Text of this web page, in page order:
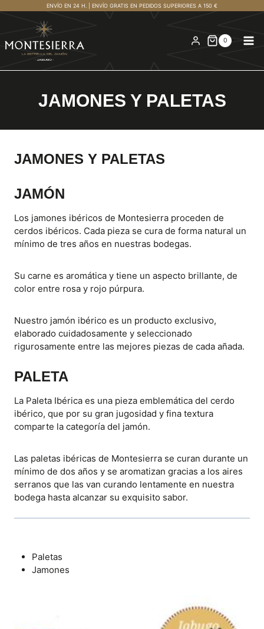
contenido
ENVÍO EN 24 H. | ENVÍO GRATIS EN PEDIDOS SUPERIORES A 150 €
0
JAMONES Y PALETAS
JAMONES Y PALETAS
JAMÓN
Los jamones ibéricos de Montesierra proceden de
cerdos ibéricos. Cada pieza se cura de forma natural un
mínimo de tres años en nuestras bodegas.
Su carne es aromática y tiene un aspecto brillante, de
color entre rosa y rojo púrpura.
Nuestro jamón ibérico es un producto exclusivo,
elaborado cuidadosamente y seleccionado
rigurosamente entre las mejores piezas de cada añada.
PALETA
La Paleta Ibérica es una pieza emblemática del cerdo
ibérico, que por su gran jugosidad y fina textura
comparte la categoría del jamón.
Las paletas ibéricas de Montesierra se curan durante un
mínimo de dos años y se aromatizan gracias a los aires
serranos que las van curando lentamente en nuestra
bodega hasta alcanzar su exquisito sabor.
Paletas
Jamones